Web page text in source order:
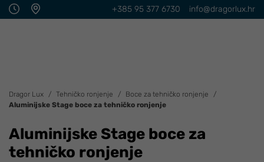
info@dragorlux.hr
+385 95 377 6730
Dragor Lux Tehničko ronjenje
Boce za tehničko ronjenje
Aluminijske Stage boce za tehničko ronjenje
Aluminijske Stage boce za
tehničko ronjenje